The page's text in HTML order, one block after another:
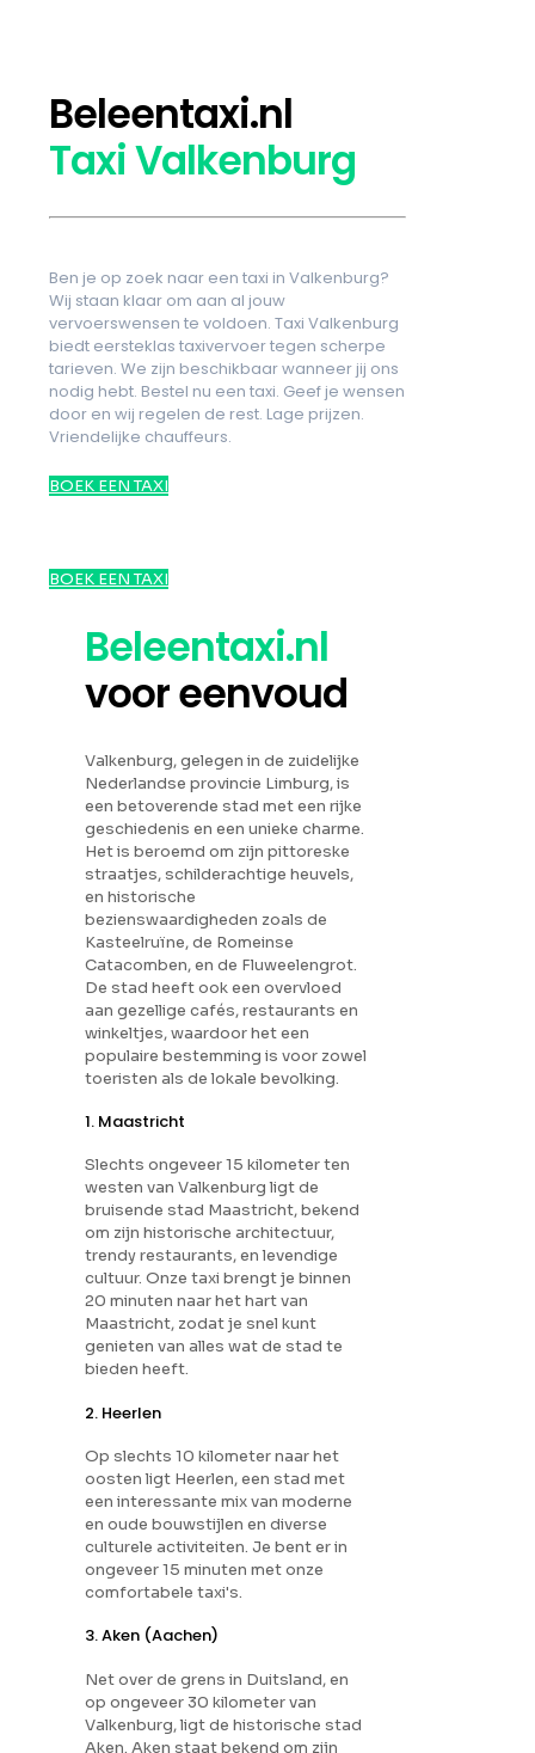
Beleentaxi.nl
Taxi Valkenburg
Ben je op zoek naar een taxi in Valkenburg?
Wij staan klaar om aan al jouw
vervoerswensen te voldoen. Taxi Valkenburg
biedt eersteklas taxivervoer tegen scherpe
tarieven. We zijn beschikbaar wanneer jij ons
nodig hebt. Bestel nu een taxi. Geef je wensen
door en wij regelen de rest. Lage prijzen.
Vriendelijke chauffeurs.
BOEK EEN TAXI
BOEK EEN TAXI
Beleentaxi.nl
voor eenvoud
Valkenburg, gelegen in de zuidelijke
Nederlandse provincie Limburg, is
een betoverende stad met een rijke
geschiedenis en een unieke charme.
Het is beroemd om zijn pittoreske
straatjes, schilderachtige heuvels,
en historische
bezienswaardigheden zoals de
Kasteelruïne, de Romeinse
Catacomben, en de Fluweelengrot.
De stad heeft ook een overvloed
aan gezellige cafés, restaurants en
winkeltjes, waardoor het een
populaire bestemming is voor zowel
toeristen als de lokale bevolking.
1. Maastricht
Slechts ongeveer 15 kilometer ten
westen van Valkenburg ligt de
bruisende stad Maastricht, bekend
om zijn historische architectuur,
trendy restaurants, en levendige
cultuur. Onze taxi brengt je binnen
20 minuten naar het hart van
Maastricht, zodat je snel kunt
genieten van alles wat de stad te
bieden heeft.
2. Heerlen
Op slechts 10 kilometer naar het
oosten ligt Heerlen, een stad met
een interessante mix van moderne
en oude bouwstijlen en diverse
culturele activiteiten. Je bent er in
ongeveer 15 minuten met onze
comfortabele taxi's.
3. Aken (Aachen)
Net over de grens in Duitsland, en
op ongeveer 30 kilometer van
Valkenburg, ligt de historische stad
Aken. Aken staat bekend om zijn